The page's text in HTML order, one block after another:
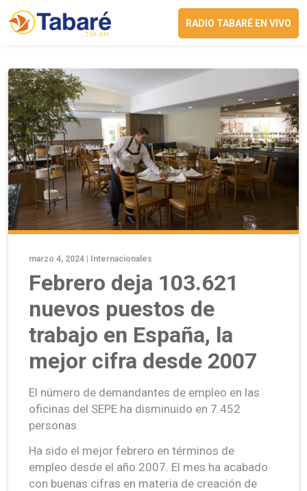
RADIO TABARÉ EN VIVO
marzo 4, 2024 | Internacionales
Febrero deja 103.621
nuevos puestos de
trabajo en España, la
mejor cifra desde 2007
El número de demandantes de empleo en las
oficinas del SEPE ha disminuido en 7.452
personas.
Ha sido el mejor febrero en términos de
empleo desde el año 2007. El mes ha acabado
con buenas cifras en materia de creación de